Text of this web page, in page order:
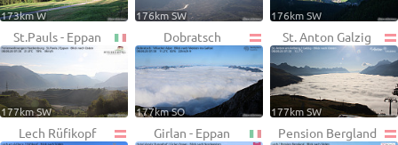
173km W 176km SW 176km SW
St.Pauls - Eppan
177km SW
Dobratsch
177km SO
St. Anton Galzig
177km SW
Lech Rüfikopf Girlan - Eppan Pension Bergland